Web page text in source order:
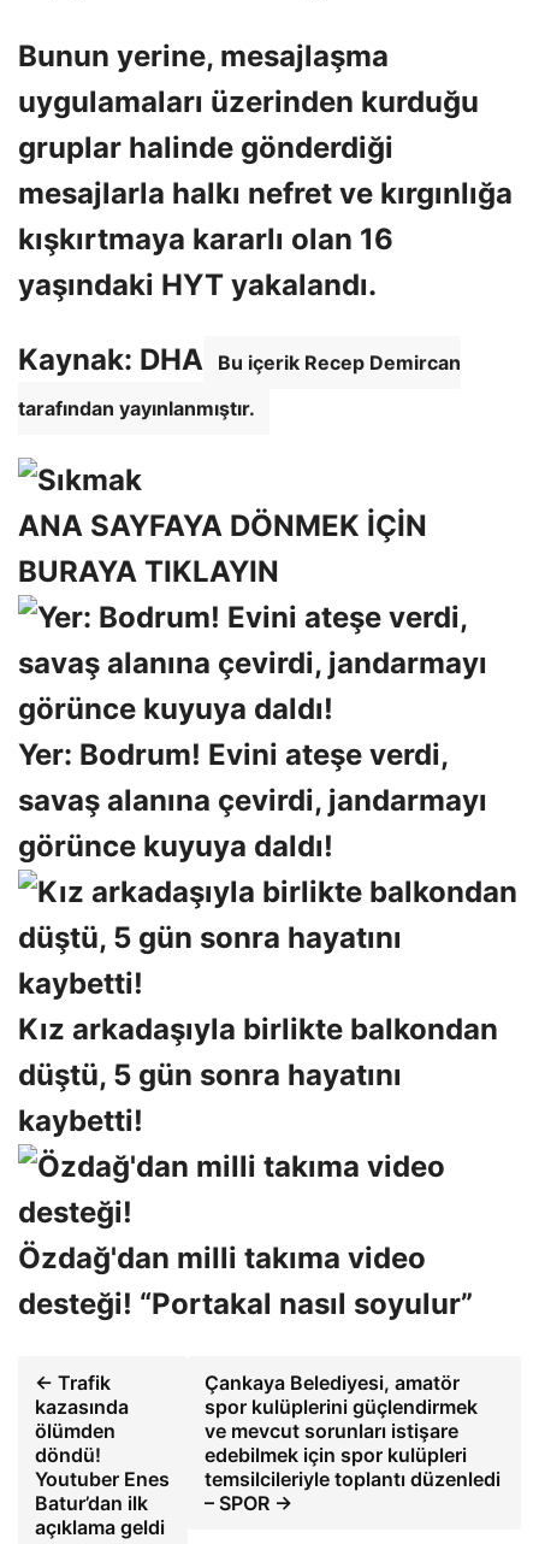
Bunun yerine, mesajlaşma
uygulamaları üzerinden kurduğu
gruplar halinde gönderdiği
mesajlarla halkı nefret ve kırgınlığa
kışkırtmaya kararlı olan 16
yaşındaki HYT yakalandı.
Kaynak: DHA
Bu içerik Recep Demircan
tarafından yayınlanmıştır.
ANA SAYFAYA DÖNMEK İÇİN
BURAYA TIKLAYIN
Yer: Bodrum! Evini ateşe verdi,
savaş alanına çevirdi, jandarmayı
görünce kuyuya daldı!
Kız arkadaşıyla birlikte balkondan
düştü, 5 gün sonra hayatını
kaybetti!
Özdağ'dan milli takıma video
desteği! “Portakal nasıl soyulur”
← Trafik
kazasında
ölümden
döndü!
Youtuber Enes
Batur’dan ilk
açıklama geldi
Çankaya Belediyesi, amatör
spor kulüplerini güçlendirmek
ve mevcut sorunları istişare
edebilmek için spor kulüpleri
temsilcileriyle toplantı düzenledi
– SPOR →